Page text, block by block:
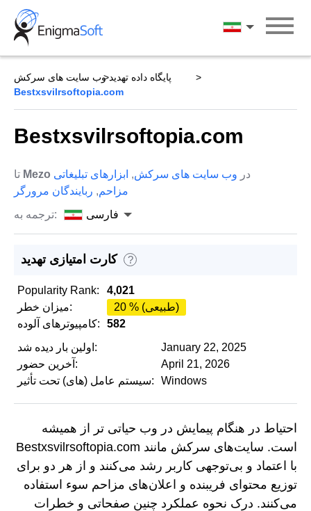
Skip
content
فارسی
پایگاه داده تهدید وب سایت های سرکش
Bestxsvilrsoftopia.com
Bestxsvilrsoftopia.com
Mezo در وب سایت های سرکش, ابزارهای تبلیغاتی
مزاحم, ربایندگان مرورگر
ترجمه به:
فارسی
کارت امتیازی تهدید ?
Popularity Rank:
4,021
میزان خطر:
20 % (طبیعی)
کامپیوترهای آلوده:
582
اولین بار دیده شد:
January 22, 2025
آخرین حضور:
April 21, 2026
سیستم عامل (های) تحت تأثیر:
Windows
احتیاط در هنگام پیمایش در وب حیاتی تر از همیشه
است. سایت‌های سرکش مانند Bestxsvilrsoftopia.com
با اعتماد و بی‌توجهی کاربر رشد می‌کنند و از هر دو برای
توزیع محتوای فریبنده و اعلان‌های مزاحم سوء استفاده
می‌کنند. درک نحوه عملکرد چنین صفحاتی و خطرات